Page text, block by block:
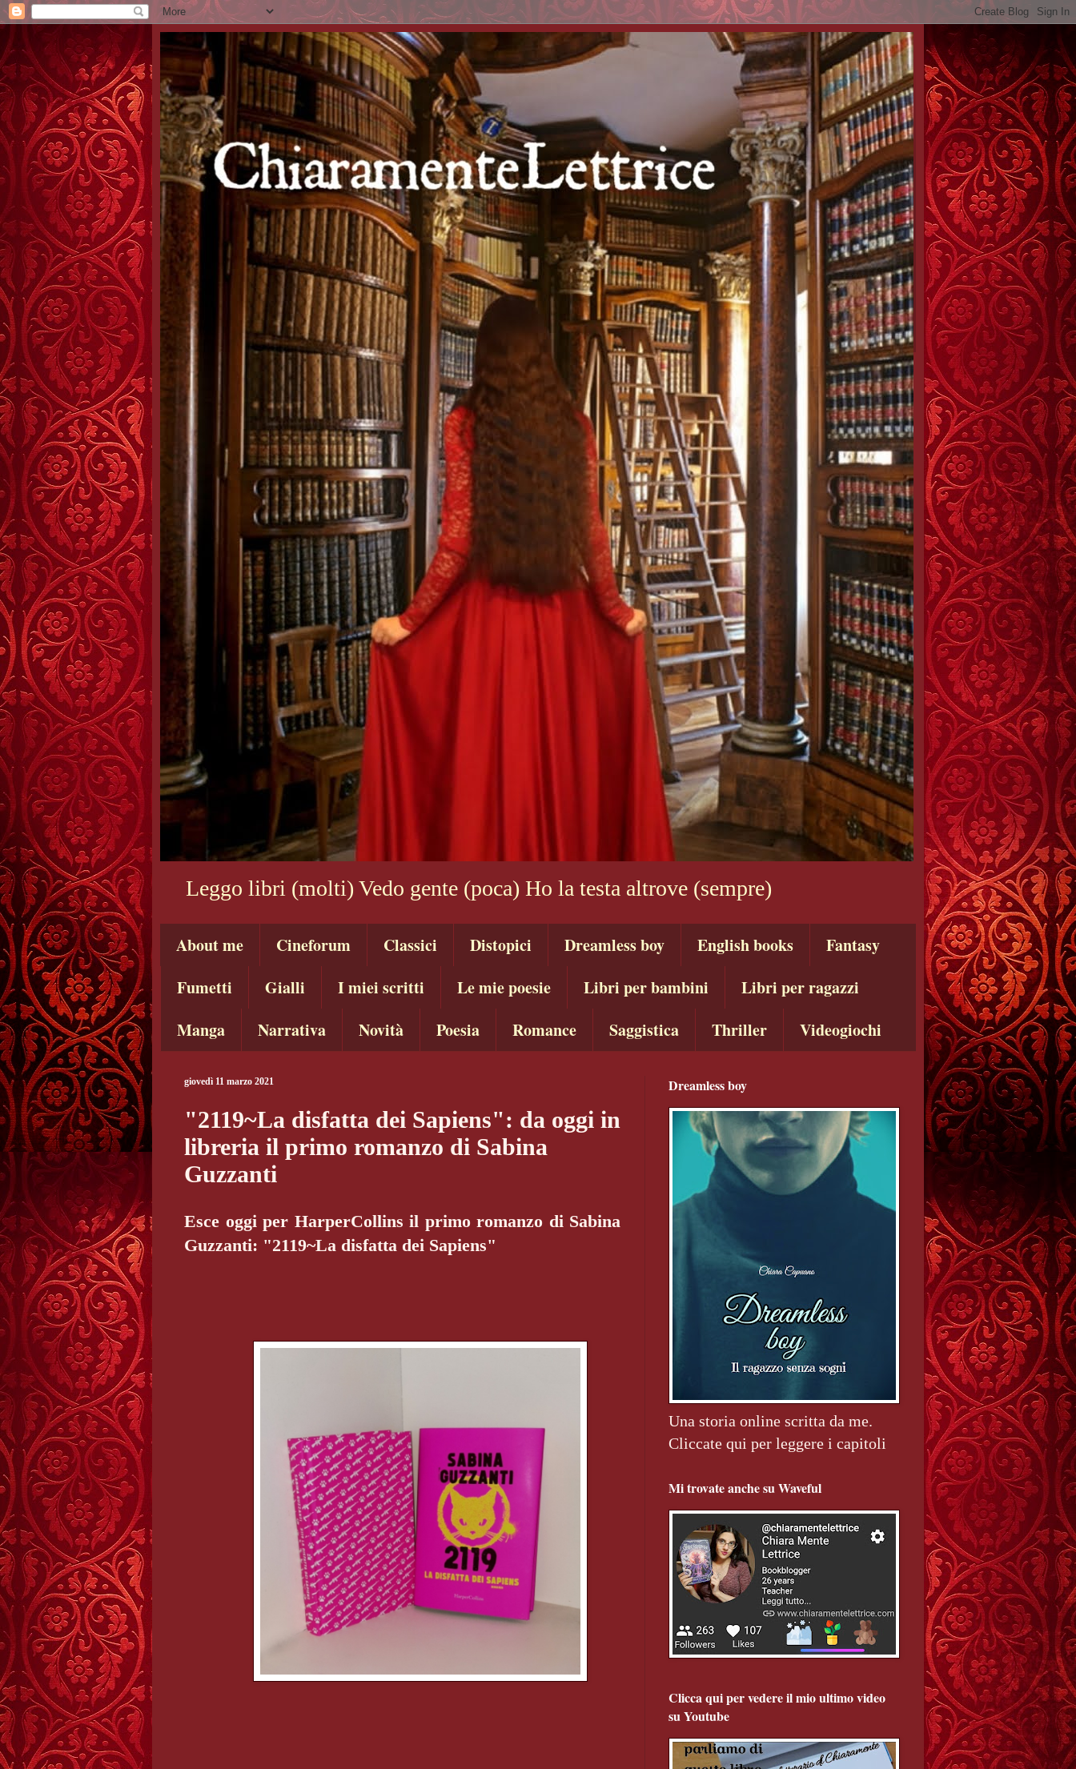
Leggo libri (molti) Vedo gente (poca) Ho la testa altrove (sempre)
About me Cineforum Classici Distopici Dreamless boy English books
Fantasy
Fumetti
Gialli I miei scritti Le mie poesie Libri per bambini
Libri per ragazzi
Manga
Narrativa Novità Poesia Romance Saggistica Thriller Videogiochi
giovedì 11 marzo 2021
"2119~La disfatta dei Sapiens": da oggi in
libreria il primo romanzo di Sabina
Guzzanti
Esce oggi per HarperCollins il primo romanzo di Sabina
Guzzanti: "2119~La disfatta dei Sapiens"
Dreamless boy
Una storia online scritta da me.
Cliccate qui per leggere i capitoli
Mi trovate anche su Waveful
Clicca qui per vedere il mio ultimo video
su Youtube